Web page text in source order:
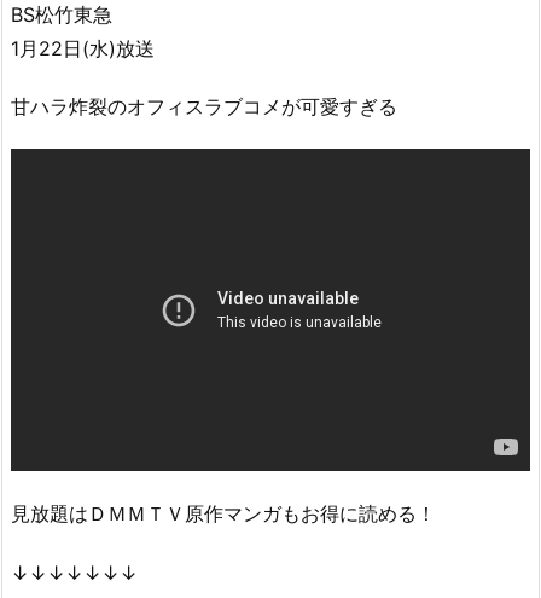
BS松竹東急
1月22日(水)放送
甘ハラ炸裂のオフィスラブコメが可愛すぎる
見放題はＤＭＭＴＶ原作マンガもお得に読める！
↓↓↓↓↓↓↓